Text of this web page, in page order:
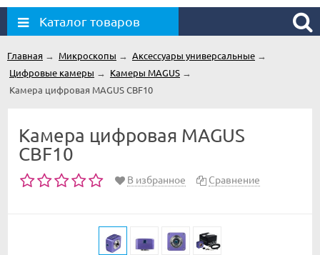
Каталог товаров
Главная → Микроскопы → Аксессуары универсальные →
Цифровые камеры → Камеры MAGUS →
Камера цифровая MAGUS CBF10
Камера цифровая MAGUS
CBF10
В избранное Сравнение